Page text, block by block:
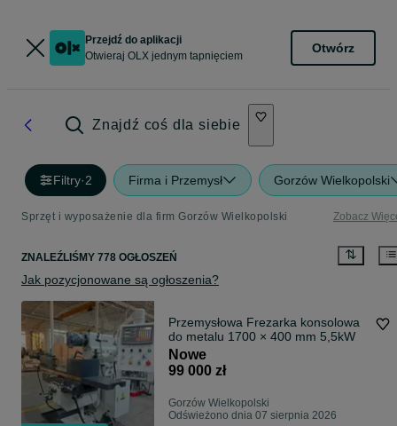
Przejdź do aplikacji
Otwieraj OLX jednym tapnięciem
Otwórz
Znajdź coś dla siebie
Filtry·2 Firma i Przemysł Gorzów Wielkopolski
Sprzęt i wyposażenie dla firm Gorzów Wielkopolski Zobacz
ZNALEŹLIŚMY 778 OGŁOSZEŃ
Jak pozycjonowane są ogłoszenia?
Przemysłowa Frezarka konsolowa
do metalu 1700 × 400 mm 5,5kW
Nowe
99 000 zł
Gorzów Wielkopolski
Odświeżono dnia 07 sierpnia 2026